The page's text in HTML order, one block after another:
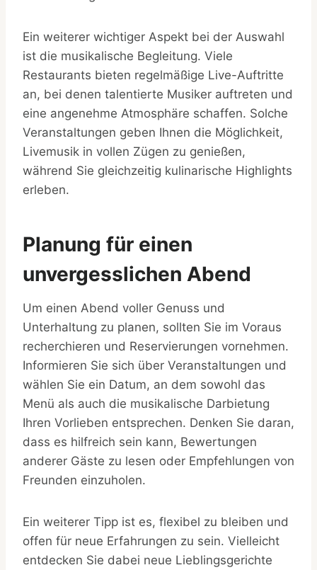
Ein weiterer wichtiger Aspekt bei der Auswahl
ist die musikalische Begleitung. Viele
Restaurants bieten regelmäßige Live-Auftritte
an, bei denen talentierte Musiker auftreten und
eine angenehme Atmosphäre schaffen. Solche
Veranstaltungen geben Ihnen die Möglichkeit,
Livemusik in vollen Zügen zu genießen,
während Sie gleichzeitig kulinarische Highlights
erleben.
Planung für einen
unvergesslichen Abend
Um einen Abend voller Genuss und
Unterhaltung zu planen, sollten Sie im Voraus
recherchieren und Reservierungen vornehmen.
Informieren Sie sich über Veranstaltungen und
wählen Sie ein Datum, an dem sowohl das
Menü als auch die musikalische Darbietung
Ihren Vorlieben entsprechen. Denken Sie daran,
dass es hilfreich sein kann, Bewertungen
anderer Gäste zu lesen oder Empfehlungen von
Freunden einzuholen.
Ein weiterer Tipp ist es, flexibel zu bleiben und
offen für neue Erfahrungen zu sein. Vielleicht
entdecken Sie dabei neue Lieblingsgerichte